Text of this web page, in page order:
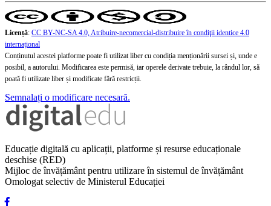
Licență: CC BY-NC-SA 4.0, Atribuire-necomercial-distribuire în condiţii identice 4.0
internațional
Conținutul acestei platforme poate fi utilizat liber cu condiția menționării sursei și, unde e
posibil, a autorului. Modificarea este permisă, iar operele derivate trebuie, la rândul lor, să
poată fi utilizate liber și modificate fără restricții.
Semnalați o modificare necesară.
Educație digitală cu aplicații, platforme și resurse educaționale
deschise (RED)
Mijloc de învățământ pentru utilizare în sistemul de învățământ
Omologat selectiv de Ministerul Educației